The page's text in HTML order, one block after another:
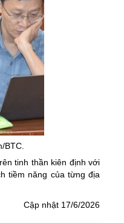
BTC.
tinh thần kiên định với
tiềm năng của từng địa
Cập nhật 17/6/2026